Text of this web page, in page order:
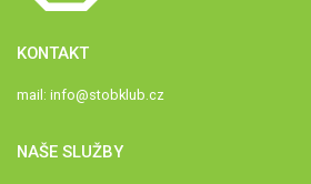
KONTAKT
mail: info@stobklub.cz
NAŠE SLUŽBY